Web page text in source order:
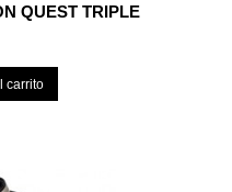
QUEST TRIPLE
carrito